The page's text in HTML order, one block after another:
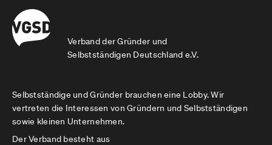
Verband der Gründer und
Selbstständigen Deutschland e.V.
Selbstständige und Gründer brauchen eine Lobby. Wir
vertreten die Interessen von Gründern und Selbstständigen
sowie kleinen Unternehmen.
Der Verband besteht aus